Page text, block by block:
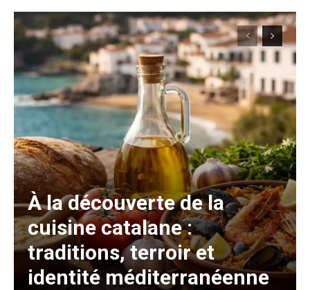
À la découverte de la
cuisine catalane :
traditions, terroir et
identité méditerranéenne